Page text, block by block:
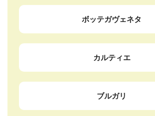
ボッテガヴェネタ
カルティエ
ブルガリ